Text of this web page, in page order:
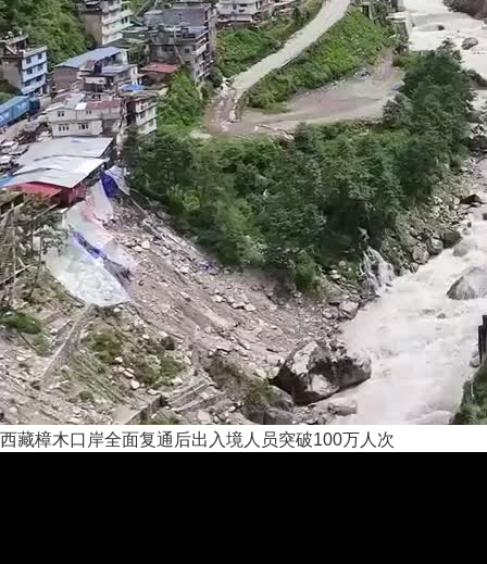
西藏樟木口岸全面复通后出入境人员突破100万人次